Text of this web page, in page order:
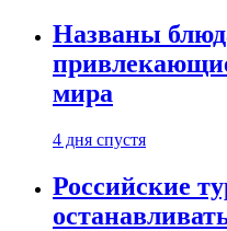
Названы
мира
4 дня спустя
Российские